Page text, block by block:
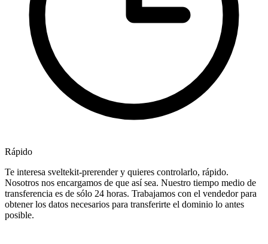
Rápido
Te interesa sveltekit-prerender y quieres controlarlo, rápido.
Nosotros nos encargamos de que así sea. Nuestro tiempo medio de
transferencia es de sólo 24 horas. Trabajamos con el vendedor para
obtener los datos necesarios para transferirte el dominio lo antes
posible.